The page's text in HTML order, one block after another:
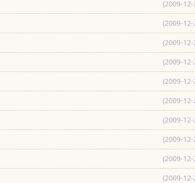
(2009-12-
(2009-12-
(2009-12-
(2009-12-
(2009-12-
(2009-12-
(2009-12-
(2009-12-
(2009-12-
(2009-12-